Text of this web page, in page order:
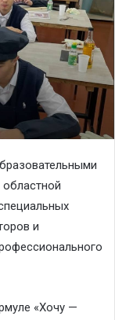
и
«Хочу —